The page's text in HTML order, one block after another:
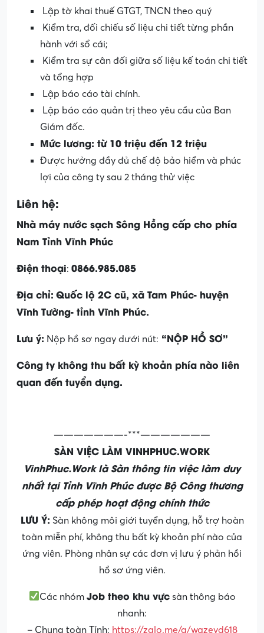
Lập tờ khai thuế GTGT, TNCN theo quý
Kiểm tra, đối chiếu số liệu chi tiết từng phần
hành với sổ cái;
Kiểm tra sự cân đối giữa số liệu kế toán chi tiết
và tổng hợp
Lập báo cáo tài chính.
Lập báo cáo quản trị theo yêu cầu của Ban
Giám đốc.
Mức lương: từ 10 triệu đến 12 triệu
Được hưởng đầy đủ chế độ bảo hiểm và phúc
lợi của công ty sau 2 tháng thử việc
Liên hệ:
Nhà máy nước sạch Sông Hồng cấp cho phía
Nam Tỉnh Vĩnh Phúc
Điện thoại: 0866.985.085
Địa chỉ: Quốc lộ 2C cũ, xã Tam Phúc- huyện
Vĩnh Tường- tỉnh Vĩnh Phúc.
Lưu ý: Nộp hồ sơ ngay dưới nút: “NỘP HỒ SƠ”
Công ty không thu bất kỳ khoản phía nào liên
quan đến tuyển dụng.
———————-***———————
SÀN VIỆC LÀM VINHPHUC.WORK
VinhPhuc.Work là Sàn thông tin việc làm duy
nhất tại Tỉnh Vĩnh Phúc được Bộ Công thương
cấp phép hoạt động chính thức
LƯU Ý: Sàn không môi giới tuyển dụng, hỗ trợ hoàn
toàn miễn phí, không thu bất kỳ khoản phí nào của
ứng viên. Phòng nhân sự các đơn vị lưu ý phản hồi
hồ sơ ứng viên.
Các nhóm Job theo khu vựcsàn thông báo
nhanh:
– Chung toàn Tỉnh: https://zalo.me/g/wazevd618